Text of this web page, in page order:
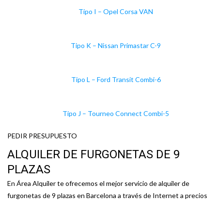
Tipo I – Opel Corsa VAN
Tipo K – Nissan Primastar C-9
Tipo L – Ford Transit Combi-6
Tipo J – Tourneo Connect Combi-5
PEDIR PRESUPUESTO
ALQUILER DE FURGONETAS DE 9
PLAZAS
En Área Alquiler te ofrecemos el mejor servicio de alquiler de
furgonetas de 9 plazas en Barcelona a través de Internet a precios